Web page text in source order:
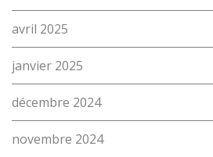
L’école
avril 2025
janvier 2025
décembre 2024
novembre 2024